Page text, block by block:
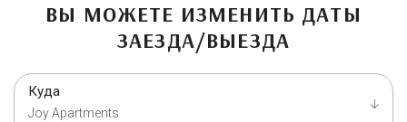
ВЫ МОЖЕТЕ ИЗМЕНИТЬ ДАТЫ
ЗАЕЗДА/ВЫЕЗДА
Куда
Joy Apartments